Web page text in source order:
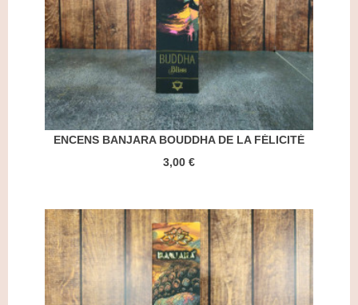
ENCENS BANJARA BOUDDHA DE LA FÉLICITÉ
3,00 €